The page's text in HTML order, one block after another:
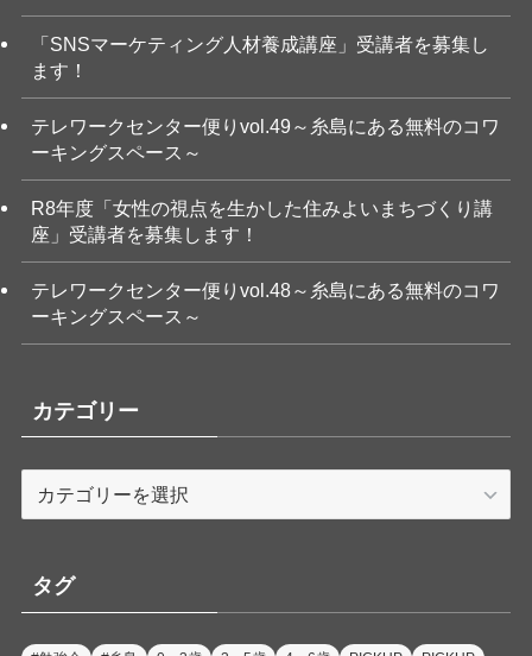
「SNSマーケティング人材養成講座」受講者を募集し
ます！
テレワークセンター便りvol.49～糸島にある無料のコワ
ーキングスペース～
R8年度「女性の視点を生かした住みよいまちづくり講
座」受講者を募集します！
テレワークセンター便りvol.48～糸島にある無料のコワ
ーキングスペース～
カテゴリー
ー
タグ